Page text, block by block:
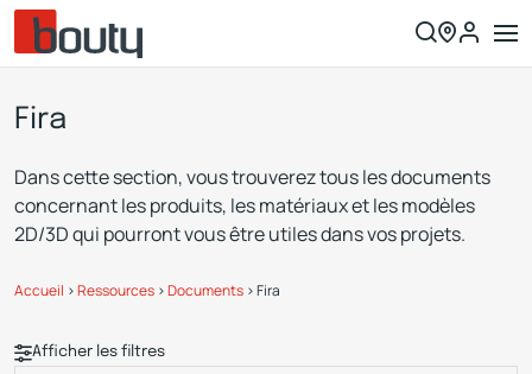
Fira
Dans cette section, vous trouverez tous les documents
concernant les produits, les matériaux et les modèles
2D/3D qui pourront vous être utiles dans vos projets.
Accueil >Ressources >Documents >Fira
Afficher les filtres